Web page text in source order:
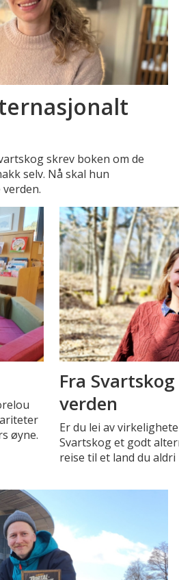
skrev boken om de
selv. Nå skal hun
øyne.
Fra
verden
Er du lei av
Svartskog et godt
reise til et land du